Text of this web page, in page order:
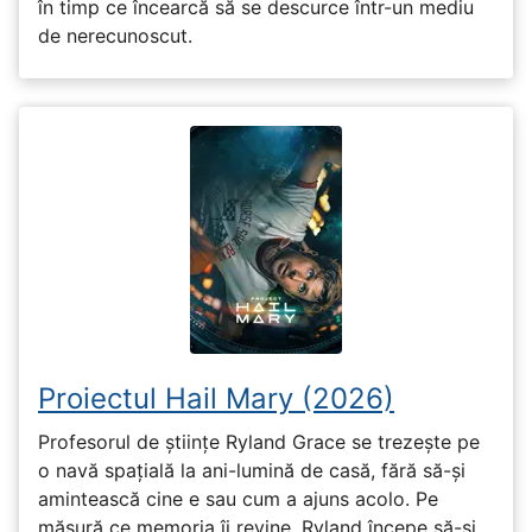
în timp ce încearcă să se descurce într-un mediu
de nerecunoscut.
Proiectul Hail Mary (2026)
Profesorul de științe Ryland Grace se trezește pe
o navă spațială la ani-lumină de casă, fără să-și
amintească cine e sau cum a ajuns acolo. Pe